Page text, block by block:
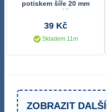
potiskem šíře 20 mm
39 Kč
Skladem 11m
ZOBRAZIT